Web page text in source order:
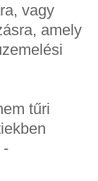
vagy
amely
tűri
-